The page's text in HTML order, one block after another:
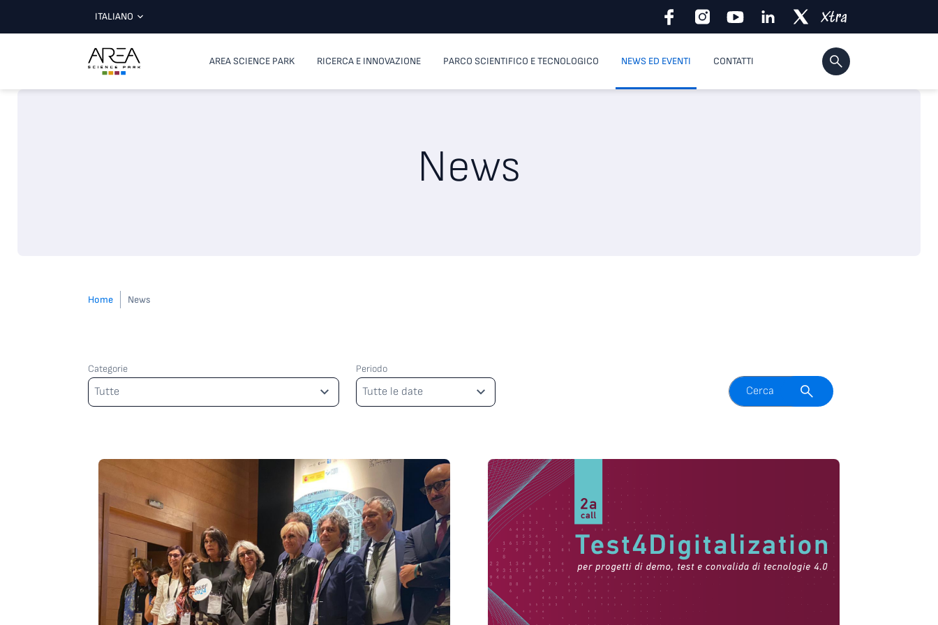
ITALIANO
AREA SCIENCE PARK RICERCA E INNOVAZIONE PARCO SCIENTIFICO E TECNOLOGICO NEWS ED EVENTI CONTATTI
News
Home News
Categorie
Categorie
Tutte
Periodo
Periodo
Tutte le date
Attiva il campo di ricercaCerca